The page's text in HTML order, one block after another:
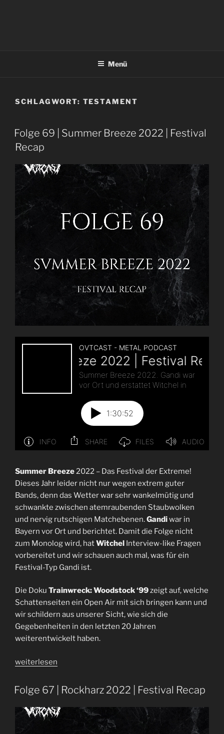
Menü
SCHLAGWORT: TESTAMENT
Folge 69 | Summer Breeze 2022 | Festival
Recap
Summer Breeze2022 – Das Festival der Extreme!
Dieses Jahr leider nicht nur wegen extrem guter
Bands, denn das Wetter war sehr wankelmütig und
schwankte zwischen atemraubenden Staubwolken
und nervig rutschigen Matchebenen.Gandiwar in
Bayern vor Ort und berichtet. Damit die Folge nicht
zum Monolog wird, hatWitchel Interview-like Fragen
vorbereitet und wir schauen auch mal, was für ein
Festival-Typ Gandi ist.
Die Doku Trainwreck: Woodstock ‘99zeigt auf, welche
Schattenseiten ein Open Air mit sich bringen kann und
wir schildern aus unserer Sicht, wie sich die
Gegebenheiten in den letzten 20 Jahren
weiterentwickelt haben.
„Folge
|
Summer
Breeze
weiterlesen
Folge 67 | Rockharz 2022 | Festival Recap